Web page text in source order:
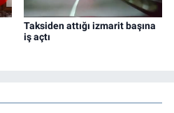
Taksiden attığı izmarit başına
iş açtı